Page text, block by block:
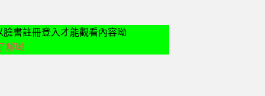
書註冊登入才能觀看內容呦
解呦